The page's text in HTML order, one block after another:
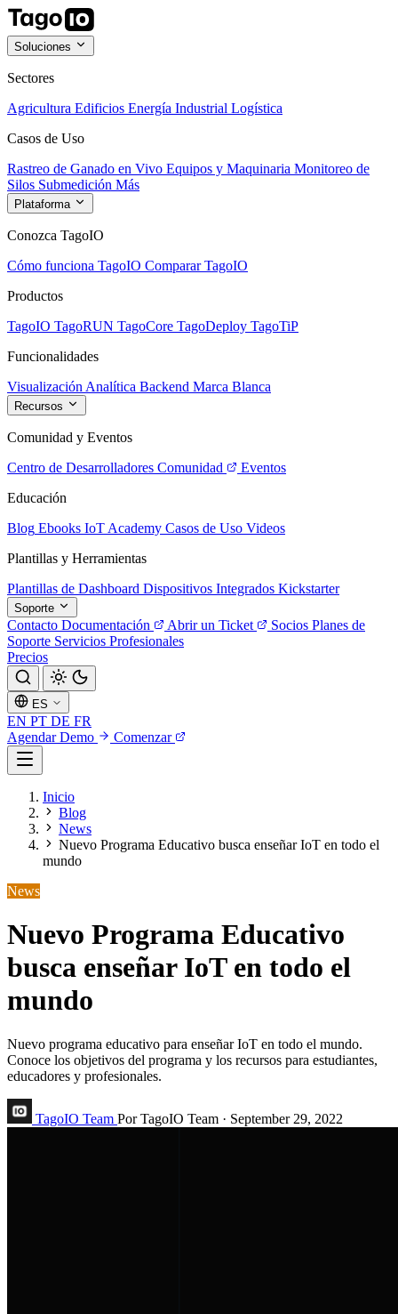
Soluciones
Sectores
Agricultura Edificios Energía Industrial Logística
Casos de Uso
Rastreo de Ganado en Vivo Equipos y Maquinaria Monitoreo de
Silos Submedición Más
Plataforma
Conozca TagoIO
Cómo funciona TagoIO Comparar TagoIO
Productos
TagoIO TagoRUN TagoCore TagoDeploy TagoTiP
Funcionalidades
Visualización Analítica Backend Marca Blanca
Recursos
Comunidad y Eventos
Centro de Desarrolladores Comunidad
Eventos
Educación
Blog Ebooks IoT Academy Casos de Uso Videos
Plantillas y Herramientas
Plantillas de Dashboard Dispositivos Integrados Kickstarter
Soporte
Contacto Documentación Abrir un Ticket Socios Planes de
Soporte Servicios Profesionales
Precios
ES
EN PT DE FR
Agendar Demo
Comenzar
Inicio
Blog
News
Nuevo Programa Educativo busca enseñar IoT en todo el
mundo
News
Nuevo Programa Educativo
busca enseñar IoT en todo el
mundo
Nuevo programa educativo para enseñar IoT en todo el mundo.
Conoce los objetivos del programa y los recursos para estudiantes,
educadores y profesionales.
TagoIO Team Por TagoIO Team · September 29, 2022